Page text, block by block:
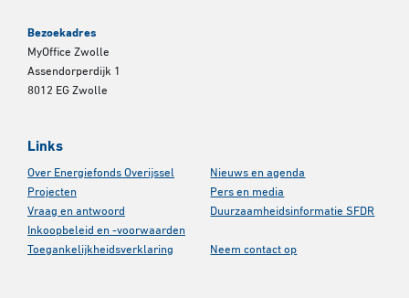
Bezoekadres
MyOffice Zwolle
Assendorperdijk 1
8012 EG Zwolle
Links
Over Energiefonds Overijssel
Nieuws en agenda
Projecten
Pers en media
Vraag en antwoord
Duurzaamheidsinformatie SFDR
Inkoopbeleid en -voorwaarden
Toegankelijkheidsverklaring
Neem contact op